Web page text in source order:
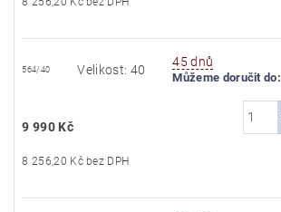
564/40 Velikost: 40
45 dnů
Můžeme doručit do:
9 990 Kč
8 256,20 Kč bez DPH